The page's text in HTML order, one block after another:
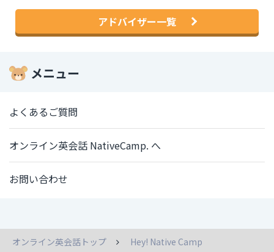
アドバイザー一覧
メニュー
よくあるご質問
オンライン英会話 NativeCamp. へ
お問い合わせ
オンライン英会話トップ
Hey! Native Camp